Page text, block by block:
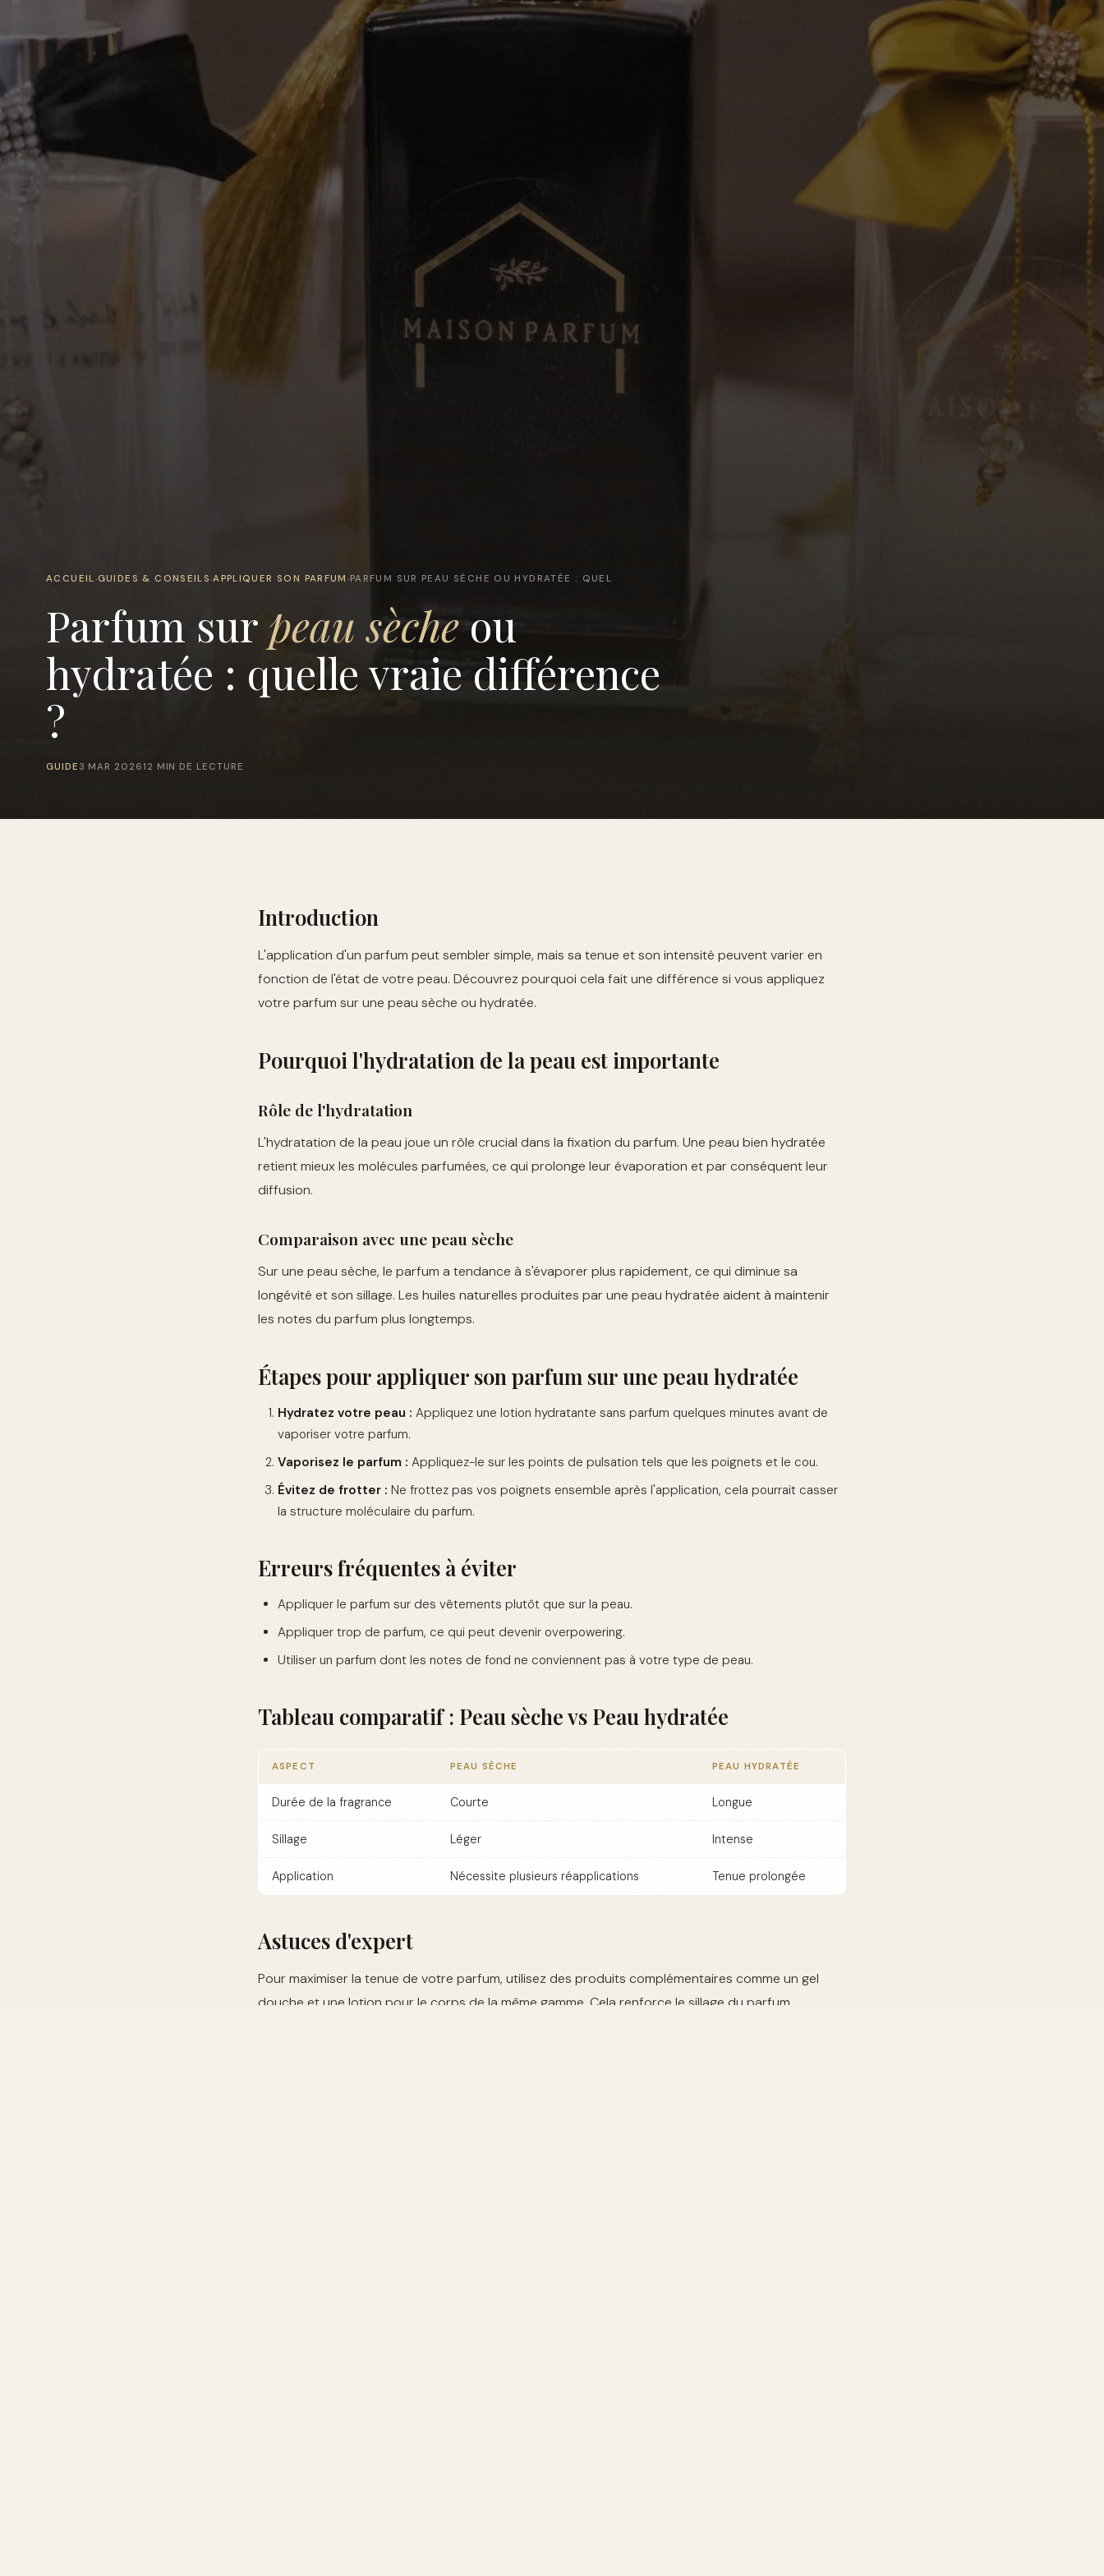
ACCUEIL ›GUIDES & CONSEILS ›APPLIQUER SON PARFUM ›PARFUM SUR PEAU SÈCHE OU HYDRATÉE : QUEL
Parfum sur peau sècheou
hydratée : quelle vraie différence
?
GUIDE 3 MAR 202612 MIN DE LECTURE
Introduction
L'application d'un parfum peut sembler simple, mais sa tenue et son intensité peuvent varier en
fonction de l'état de votre peau. Découvrez pourquoi cela fait une différence si vous appliquez
votre parfum sur une peau sèche ou hydratée.
Pourquoi l'hydratation de la peau est importante
Rôle de l'hydratation
L'hydratation de la peau joue un rôle crucial dans la fixation du parfum. Une peau bien hydratée
retient mieux les molécules parfumées, ce qui prolonge leur évaporation et par conséquent leur
diffusion.
Comparaison avec une peau sèche
Sur une peau sèche, le parfum a tendance à s'évaporer plus rapidement, ce qui diminue sa
longévité et son sillage. Les huiles naturelles produites par une peau hydratée aident à maintenir
les notes du parfum plus longtemps.
Étapes pour appliquer son parfum sur une peau hydratée
Hydratez votre peau : Appliquez une lotion hydratante sans parfum quelques minutes avant de
vaporiser votre parfum.
Vaporisez le parfum : Appliquez-le sur les points de pulsation tels que les poignets et le cou.
Évitez de frotter : Ne frottez pas vos poignets ensemble après l'application, cela pourrait casser
la structure moléculaire du parfum.
Erreurs fréquentes à éviter
Appliquer le parfum sur des vêtements plutôt que sur la peau.
Appliquer trop de parfum, ce qui peut devenir overpowering.
Utiliser un parfum dont les notes de fond ne conviennent pas à votre type de peau.
Tableau comparatif : Peau sèche vs Peau hydratée
ASPECT PEAU SÈCHE PEAU HYDRATÉE
Durée de la fragrance Courte Longue
Sillage Léger Intense
Application Nécessite plusieurs réapplications Tenue prolongée
Astuces d'expert
Pour maximiser la tenue de votre parfum, utilisez des produits complémentaires comme un gel
douche et une lotion pour le corps de la même gamme. Cela renforce le sillage du parfum.